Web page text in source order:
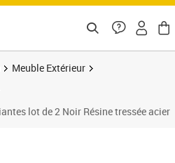
Meuble Extérieur
lot de 2 Noir Résine tressée acier